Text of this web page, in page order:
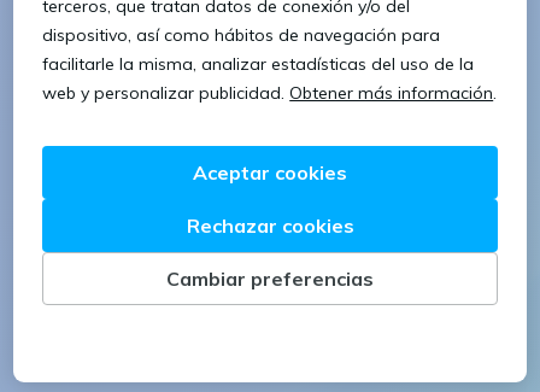
8 caracteres 1 letra minúscula
1 letra mayúscula 1 número